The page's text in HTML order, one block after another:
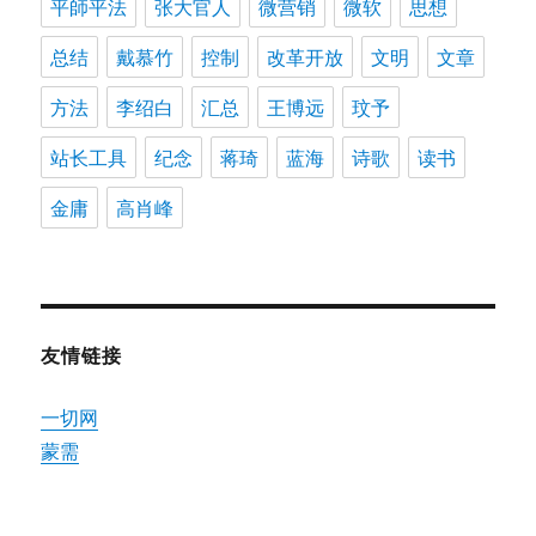
平師平法 张大官人 微营销 微软
思想
总结
戴慕竹 控制 改革开放 文明
文章
方法
李绍白 汇总 王博远
玟予
站长工具
纪念 蒋琦 蓝海 诗歌
读书
金庸
高肖峰
友情链接
一切网
蒙需